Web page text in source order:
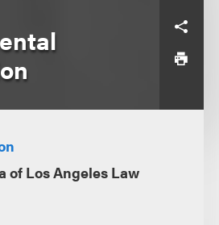
of Los Angeles Law